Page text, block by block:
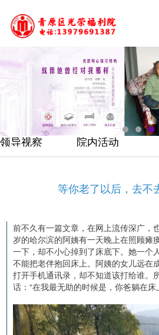
领导视察 院内活动
等你老了以后，去不
前不久有一篇文章，在网上流传深广，
岁的哈尔滨的阿姨有一天晚上在照顾瘫
一下，却不小心掉到了床底下。她一个
不能把老伴抱回床上。阿姨的女儿远在
打开手机通讯录，却不知道该打给谁。
话：“在我最无助的时候是，你爸躺在